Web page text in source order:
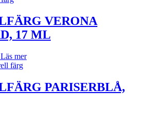
VERONA
17 ML
Läs mer
PARISERBLÅ,